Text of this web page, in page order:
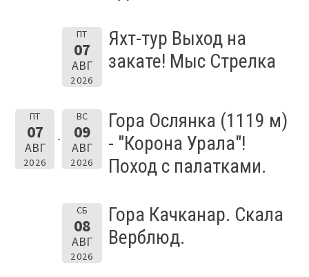
ПТ
07
АВГ
2026
Яхт-тур Выход на
закате! Мыс Стрелка
ПТ
07
АВГ
2026
ВС
09
АВГ
2026
Гора Ослянка (1119 м)
- "Корона Урала"!
Поход с палатками.
СБ
08
АВГ
2026
Гора Качканар. Скала
Верблюд.